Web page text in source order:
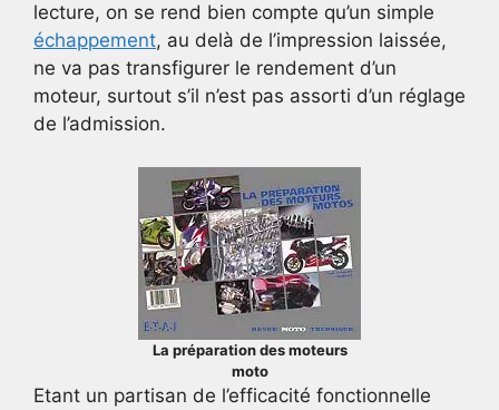
lecture, on se rend bien compte qu’un simple
échappement, au delà de l’impression laissée,
ne va pas transfigurer le rendement d’un
moteur, surtout s’il n’est pas assorti d’un réglage
de l’admission.
La préparation des moteurs
moto
Etant un partisan de l’efficacité fonctionnelle